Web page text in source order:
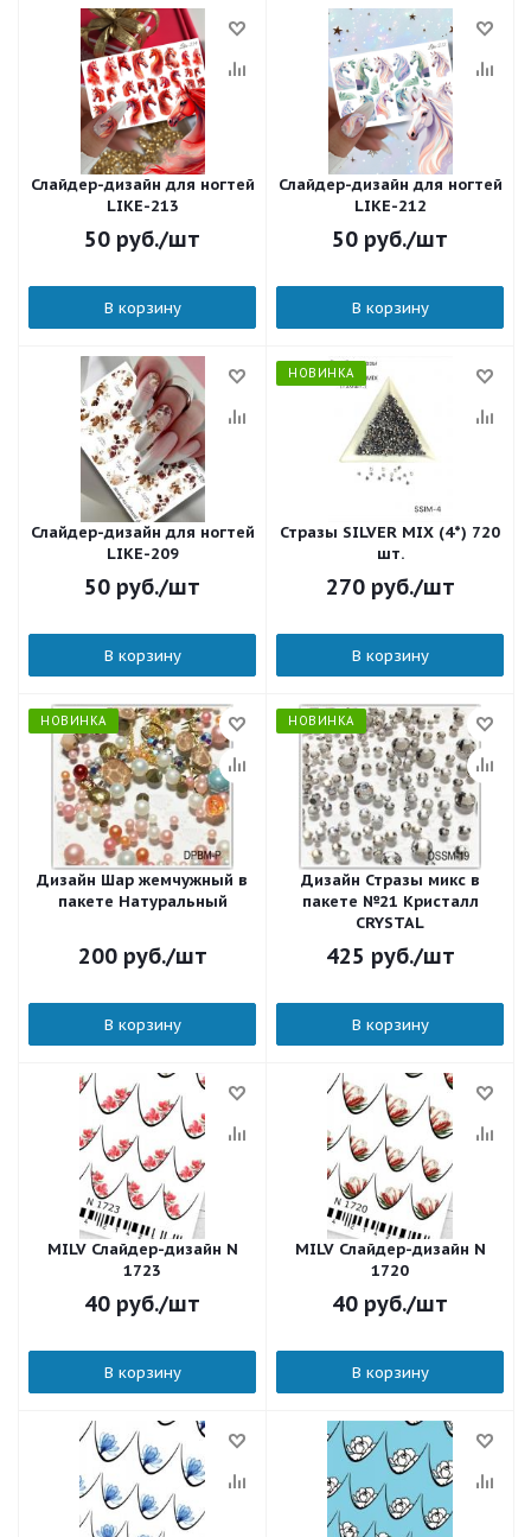
Слайдер-дизайн для ногтей
LIKE-213
50 руб./шт
В корзину
Слайдер-дизайн для ногтей
LIKE-212
50 руб./шт
В корзину
Слайдер-дизайн для ногтей
LIKE-209
50 руб./шт
В корзину
НОВИНКА
Стразы SILVER MIX (4*) 720
шт.
270руб./шт
В корзину
НОВИНКА
Дизайн Шар жемчужный в
пакете Натуральный
200руб./шт
В корзину
НОВИНКА
Дизайн Стразы микс в
пакете №21 Кристалл
CRYSTAL
425 руб./шт
В корзину
MILV Слайдер-дизайн N
1723
40 руб./шт
В корзину
MILV Слайдер-дизайн N
1720
40 руб./шт
В корзину